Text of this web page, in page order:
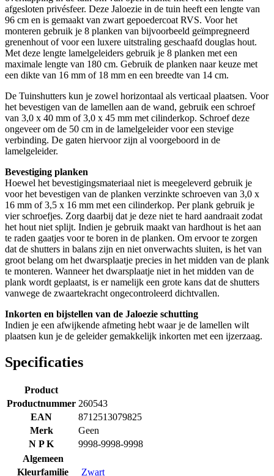
afgesloten privésfeer. Deze Jaloezie in de tuin heeft een lengte van
96 cm en is gemaakt van zwart gepoedercoat RVS. Voor het
monteren gebruik je 8 planken van bijvoorbeeld geïmpregneerd
grenenhout of voor een luxere uitstraling geschaafd douglas hout.
Met deze lengte lamelgeleiders gebruik je 8 planken met een
maximale lengte van 180 cm. Gebruik de planken naar keuze met
een dikte van 16 mm of 18 mm en een breedte van 14 cm.
De Tuinshutters kun je zowel horizontaal als verticaal plaatsen. Voor
het bevestigen van de lamellen aan de wand, gebruik een schroef
van 3,0 x 40 mm of 3,0 x 45 mm met cilinderkop. Schroef deze
ongeveer om de 50 cm in de lamelgeleider voor een stevige
verbinding. De gaten hiervoor zijn al voorgeboord in de
lamelgeleider.
Bevestiging planken
Hoewel het bevestigingsmateriaal niet is meegeleverd gebruik je
voor het bevestigen van de planken verzinkte schroeven van 3,0 x
16 mm of 3,5 x 16 mm met een cilinderkop. Per plank gebruik je
vier schroefjes. Zorg daarbij dat je deze niet te hard aandraait zodat
het hout niet splijt. Indien je gebruik maakt van hardhout is het aan
te raden gaatjes voor te boren in de planken. Om ervoor te zorgen
dat de shutters in balans zijn en niet onverwachts sluiten, is het van
groot belang om het dwarsplaatje precies in het midden van de plank
te monteren. Wanneer het dwarsplaatje niet in het midden van de
plank wordt geplaatst, is er namelijk een grote kans dat de shutters
vanwege de zwaartekracht ongecontroleerd dichtvallen.
Inkorten en bijstellen van de Jaloezie schutting
Indien je een afwijkende afmeting hebt waar je de lamellen wilt
plaatsen kun je de geleider gemakkelijk inkorten met een ijzerzaag.
Specificaties
Product
Productnummer 260543
EAN
8712513079825
Merk
Geen
N P K
9998-9998-9998
Algemeen
Kleurfamilie
Zwart